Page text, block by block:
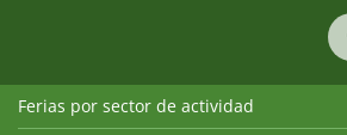
Ferias por sector de actividad